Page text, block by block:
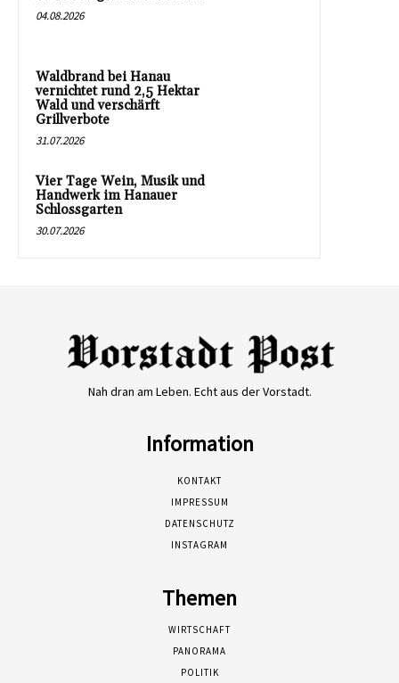
04.08.2026
Waldbrand bei Hanau
vernichtet rund 2,5 Hektar
Wald und verschärft
Grillverbote
31.07.2026
Vier Tage Wein, Musik und
Handwerk im Hanauer
Schlossgarten
30.07.2026
Nah dran am Leben. Echt aus der Vorstadt.
Information
KONTAKT
IMPRESSUM
DATENSCHUTZ
INSTAGRAM
Themen
WIRTSCHAFT
PANORAMA
POLITIK